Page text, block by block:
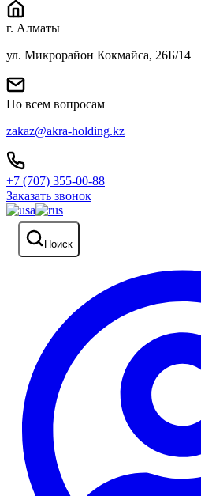
г. Алматы
ул. Микрорайон Кокмайса, 26Б/14
По всем вопросам
zakaz@akra-holding.kz
+7 (707) 355-00-88
Заказать звонок
Поиск